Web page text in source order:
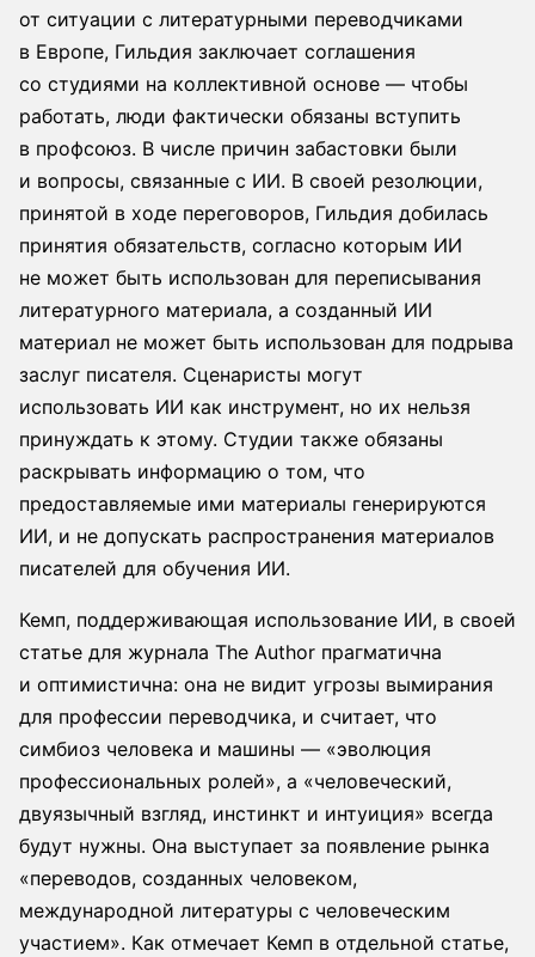
от ситуации с литературными переводчиками
в Европе, Гильдия заключает соглашения
со студиями на коллективной основе — чтобы
работать, люди фактически обязаны вступить
в профсоюз. В числе причин забастовки были
и вопросы, связанные с ИИ. В своей резолюции,
принятой в ходе переговоров, Гильдия добилась
принятия обязательств, согласно которым ИИ
не может быть использован для переписывания
литературного материала, а созданный ИИ
материал не может быть использован для подрыва
заслуг писателя. Сценаристы могут
использовать ИИ как инструмент, но их нельзя
принуждать к этому. Студии также обязаны
раскрывать информацию о том, что
предоставляемые ими материалы генерируются
ИИ, и не допускать распространения материалов
писателей для обучения ИИ.
Кемп, поддерживающая использование ИИ, в своей
статье для журнала The Author прагматична
и оптимистична: она не видит угрозы вымирания
для профессии переводчика, и считает, что
симбиоз человека и машины — «эволюция
профессиональных ролей», а «человеческий,
двуязычный взгляд, инстинкт и интуиция» всегда
будут нужны. Она выступает за появление рынка
«переводов, созданных человеком,
международной литературы с человеческим
участием». Как отмечает Кемп в отдельной статье,